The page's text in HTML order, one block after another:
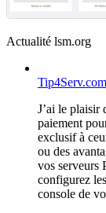
Actualité lsm.org
Tip4Serv.com
J’ai le plaisir
paiement
exclusif à
ou des
vos serveurs
configurez
console de